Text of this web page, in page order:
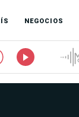
NEGOCIOS